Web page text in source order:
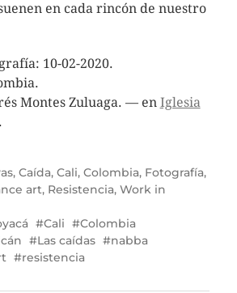
en cada rincón de nuestro
10-02-2020.
Montes Zuluaga. — en Iglesia
, Caída, Cali, Colombia, Fotografía,
art, Resistencia, Work in
Cali
Colombia
Las caídas
nabba
resistencia